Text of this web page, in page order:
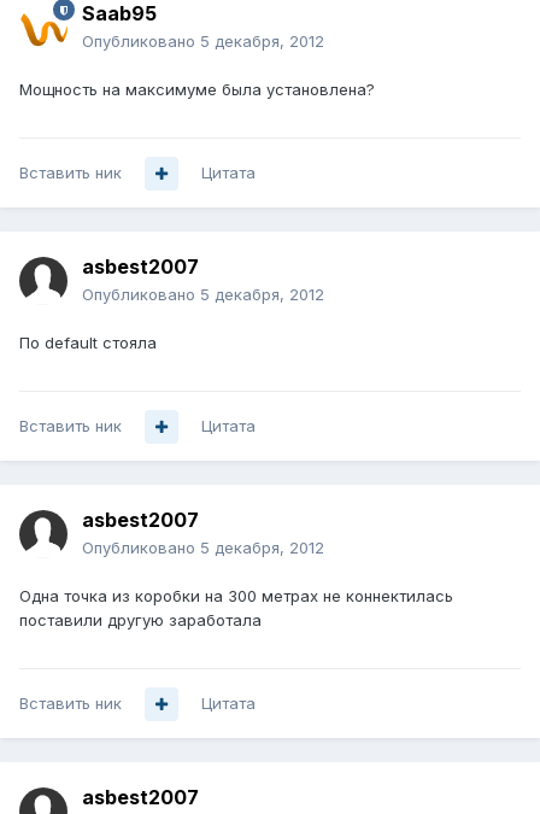
Saab95
Опубликовано 5 декабря, 2012
Мощность на максимуме была установлена?
Вставить ник Цитата
asbest2007
Опубликовано 5 декабря, 2012
По default стояла
Вставить ник Цитата
asbest2007
Опубликовано 5 декабря, 2012
Одна точка из коробки на 300 метрах не коннектилась
поставили другую заработала
Вставить ник Цитата
asbest2007